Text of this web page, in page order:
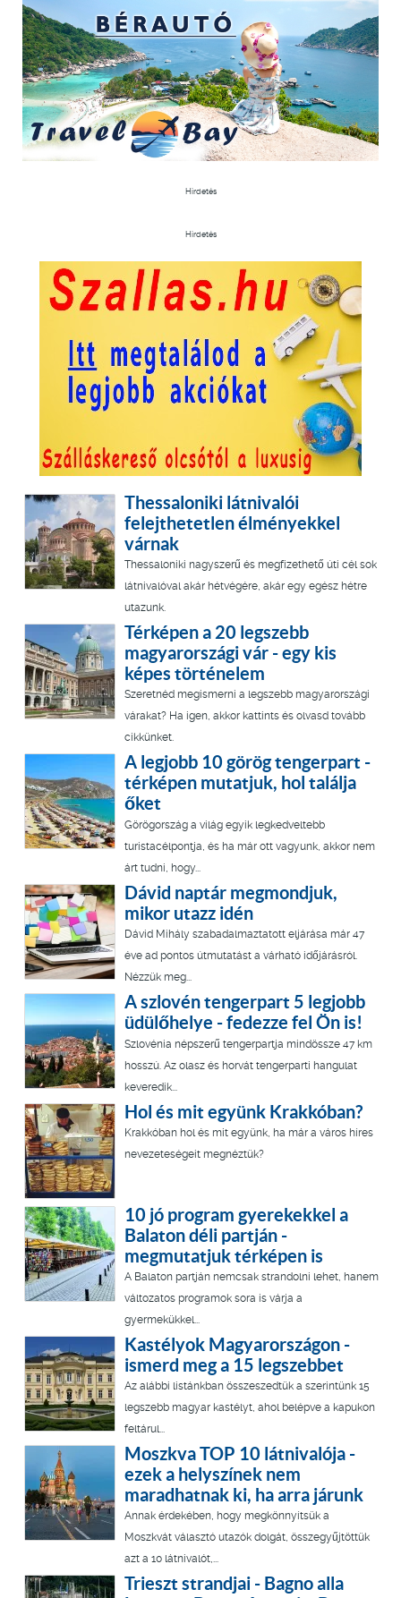
Hirdetés
Hirdetés
Thessaloniki látnivalói
felejthetetlen élményekkel
várnak
Thessaloniki nagyszerű és megfizethető úti cél sok
látnivalóval akár hétvégére, akár egy egész hétre
utazunk.
Térképen a 20 legszebb
magyarországi vár - egy kis
képes történelem
Szeretnéd megismerni a legszebb magyarországi
várakat? Ha igen, akkor kattints és olvasd tovább
cikkünket.
A legjobb 10 görög tengerpart -
térképen mutatjuk, hol találja
őket
Görögország a világ egyik legkedveltebb
turistacélpontja, és ha már ott vagyunk, akkor nem
árt tudni, hogy...
Dávid naptár megmondjuk,
mikor utazz idén
Dávid Mihály szabadalmaztatott eljárása már 47
éve ad pontos útmutatást a várható időjárásról.
Nézzük meg...
A szlovén tengerpart 5 legjobb
üdülőhelye - fedezze fel Ön is!
Szlovénia népszerű tengerpartja mindössze 47 km
hosszú. Az olasz és horvát tengerparti hangulat
keveredik...
Hol és mit együnk Krakkóban?
Krakkóban hol és mit együnk, ha már a város híres
nevezeteségeit megnéztük?
10 jó program gyerekekkel a
Balaton déli partján -
megmutatjuk térképen is
A Balaton partján nemcsak strandolni lehet, hanem
változatos programok sora is várja a
gyermekükkel...
Kastélyok Magyarországon -
ismerd meg a 15 legszebbet
Az alábbi listánkban összeszedtük a szerintünk 15
legszebb magyar kastélyt, ahol belépve a kapukon
feltárul...
Moszkva TOP 10 látnivalója -
ezek a helyszínek nem
maradhatnak ki, ha arra járunk
Annak érdekében, hogy megkönnyítsük a
Moszkvát választó utazók dolgát, összegyűjtöttük
azt a 10 látnivalót,...
Trieszt strandjai - Bagno alla